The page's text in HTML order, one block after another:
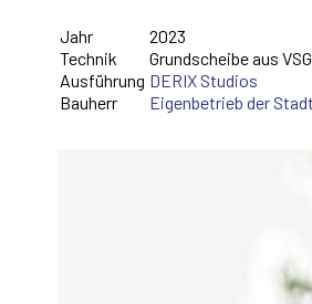
Jahr
2023
Technik
Grundscheibe aus
Ausführung DERIX Studios
Bauherr
Eigenbetrieb der